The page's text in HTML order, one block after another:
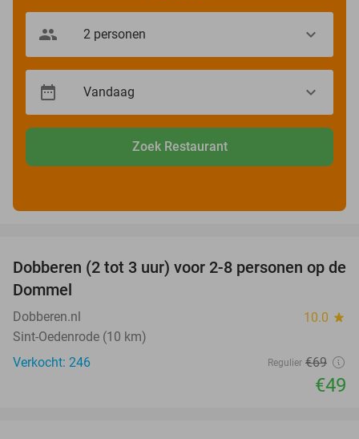
Zoek Restaurant
29%
Dobberen (2 tot 3 uur) voor 2-8 personen op de
Dommel
Dobberen.nl 10.0 star
Sint-Oedenrode (10 km)
Verkocht: 246
Regulier €69
€49